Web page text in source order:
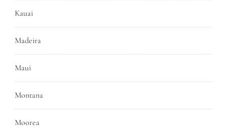
Kauai
Madeira
Maui
Montana
Moorea